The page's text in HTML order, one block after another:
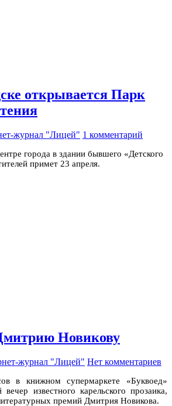
открывается Парк
журнал "Лицей" 1 комментарий
города в здании бывшего «Детского
примет 23 апреля.
Новикову
журнал "Лицей" Нет комментариев
в книжном супермаркете «Буквоед»
вечер известного карельского прозаика,
премий Дмитрия Новикова.